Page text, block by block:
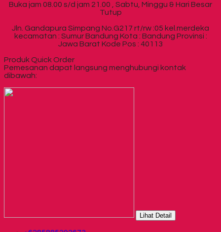
Buka jam 08.00 s/d jam 21.00 , Sabtu, Minggu & Hari Besar
Tutup
Jln. Gandapura Simpang No.G217 rt/rw :05 kel.merdeka
kecamatan : Sumur Bandung Kota : Bandung Provinsi :
Jawa Barat Kode Pos : 40113
Produk Quick Order
Pemesanan dapat langsung menghubungi kontak
dibawah:
Lihat Detail